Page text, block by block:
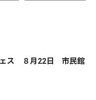
ェス ８月22日 市民館